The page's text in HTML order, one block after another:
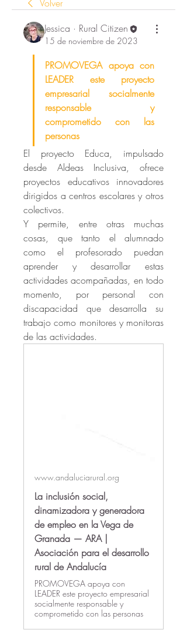
Volver
Jessica · Rural Citizen
15 de noviembre de 2023
PROMOVEGA apoya con
LEADER este proyecto
empresarial socialmente
responsable y
comprometido con las
personas
El proyecto Educa, impulsado
desde Aldeas Inclusiva, ofrece
proyectos educativos innovadores
dirigidos a centros escolares y otros
colectivos.
Y permite, entre otras muchas
cosas, que tanto el alumnado
como el profesorado puedan
aprender y desarrollar estas
actividades acompañadas, en todo
momento, por personal con
discapacidad que desarrolla su
trabajo como monitores y monitoras
de las actividades.
www.andaluciarural.org
La inclusión social,
dinamizadora y generadora
de empleo en la Vega de
Granada — ARA |
Asociación para el desarrollo
rural de Andalucía
PROMOVEGA apoya con
LEADER este proyecto empresarial
socialmente responsable y
comprometido con las personas